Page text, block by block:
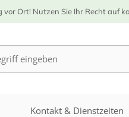
Ort! Nutzen Sie Ihr Recht auf
Kontakt & Dienstzeiten